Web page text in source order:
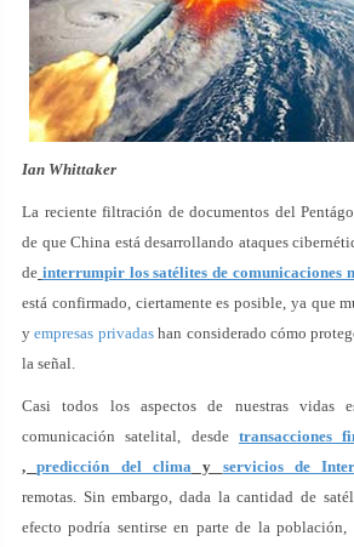
Ian Whittaker
La reciente filtración de documentos del
de que China está desarrollando ataques
de interrumpir los satélites de comunicaciones
está confirmado, ciertamente es posible, ya que
yempresas privadashan considerado cómo
la señal.
Casi todos los aspectos de nuestras vidas
comunicación satelital, desde transacciones
,predicción del climay servicios de
remotas. Sin embargo, dada la cantidad de
efecto podría sentirse en parte de la